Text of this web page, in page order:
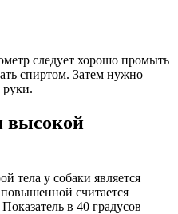
следует хорошо промыть
спиртом. Затем нужно
высокой
тела у собаки является
считается
в 40 градусов